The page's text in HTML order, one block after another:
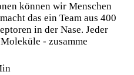
können wir Menschen
das ein Team aus 400
in der Nase. Jeder
- zusamme